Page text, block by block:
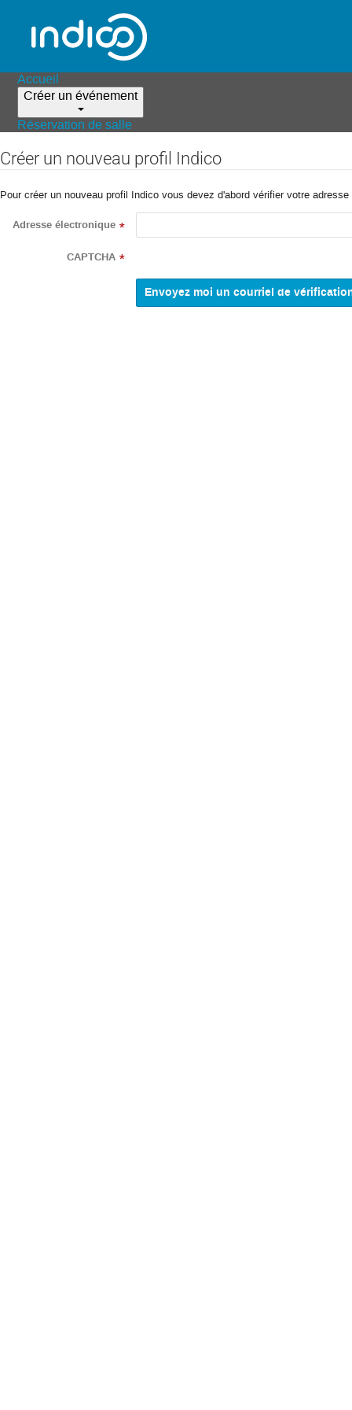
Accueil
Créer un événement
Réservation de salle
Créer un nouveau profil Indico
Pour créer un nouveau profil Indico vous devez d'abord vérifier votre
Adresse électronique *
CAPTCHA *